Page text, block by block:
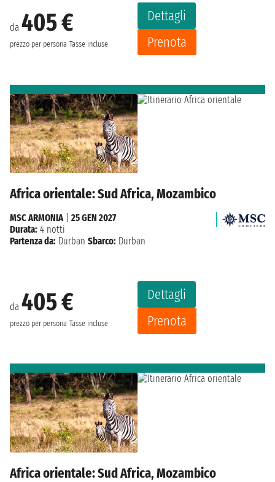
da 405 €
prezzo per persona Tasse incluse
Dettagli
Prenota
Africa orientale: Sud Africa, Mozambico
da 405 €
prezzo per persona Tasse incluse
Dettagli
Prenota
MSC ARMONIA| 25 GEN 2027
Durata: 4 notti
Partenza da: Durban Sbarco: Durban
Africa orientale: Sud Africa, Mozambico